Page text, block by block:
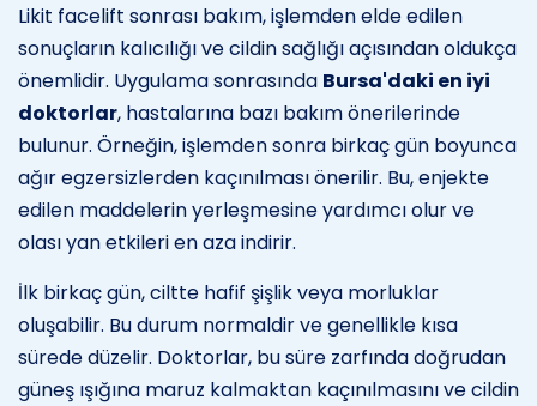
Likit facelift sonrası bakım, işlemden elde edilen
sonuçların kalıcılığı ve cildin sağlığı açısından oldukça
önemlidir. Uygulama sonrasında Bursa'daki en iyi
doktorlar, hastalarına bazı bakım önerilerinde
bulunur. Örneğin, işlemden sonra birkaç gün boyunca
ağır egzersizlerden kaçınılması önerilir. Bu, enjekte
edilen maddelerin yerleşmesine yardımcı olur ve
olası yan etkileri en aza indirir.
İlk birkaç gün, ciltte hafif şişlik veya morluklar
oluşabilir. Bu durum normaldir ve genellikle kısa
sürede düzelir. Doktorlar, bu süre zarfında doğrudan
güneş ışığına maruz kalmaktan kaçınılmasını ve cildin